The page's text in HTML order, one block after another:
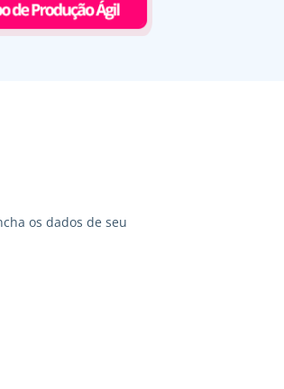
os dados de seu